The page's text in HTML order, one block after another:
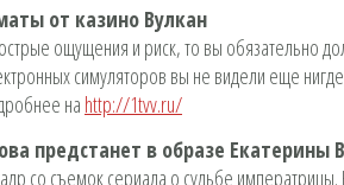
от казино Вулкан
ощущения и риск, то вы обязательно
симуляторов вы не видели еще
на http://1tvv.ru/
предстанет в образе Екатерины
со съемок сериала о судьбе